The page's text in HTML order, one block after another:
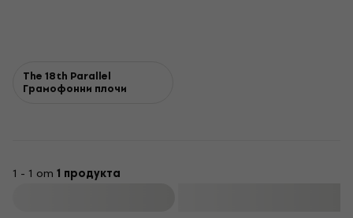
The 18th Parallel
Грамофонни плочи
1 - 1 от 1 продукта